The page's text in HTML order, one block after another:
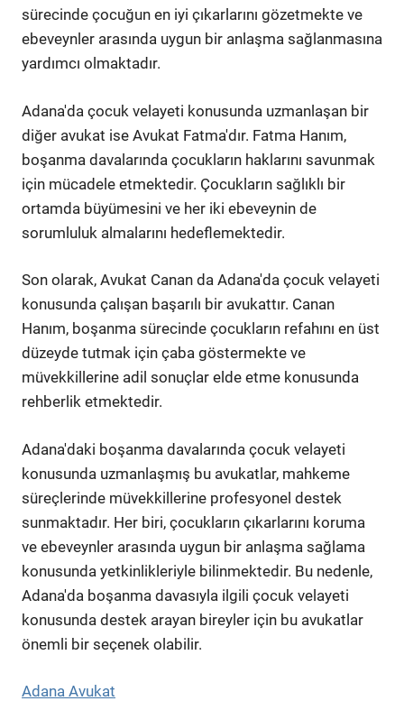
sürecinde çocuğun en iyi çıkarlarını gözetmekte ve
ebeveynler arasında uygun bir anlaşma sağlanmasına
yardımcı olmaktadır.
Adana'da çocuk velayeti konusunda uzmanlaşan bir
diğer avukat ise Avukat Fatma'dır. Fatma Hanım,
boşanma davalarında çocukların haklarını savunmak
için mücadele etmektedir. Çocukların sağlıklı bir
ortamda büyümesini ve her iki ebeveynin de
sorumluluk almalarını hedeflemektedir.
Son olarak, Avukat Canan da Adana'da çocuk velayeti
konusunda çalışan başarılı bir avukattır. Canan
Hanım, boşanma sürecinde çocukların refahını en üst
düzeyde tutmak için çaba göstermekte ve
müvekkillerine adil sonuçlar elde etme konusunda
rehberlik etmektedir.
Adana'daki boşanma davalarında çocuk velayeti
konusunda uzmanlaşmış bu avukatlar, mahkeme
süreçlerinde müvekkillerine profesyonel destek
sunmaktadır. Her biri, çocukların çıkarlarını koruma
ve ebeveynler arasında uygun bir anlaşma sağlama
konusunda yetkinlikleriyle bilinmektedir. Bu nedenle,
Adana'da boşanma davasıyla ilgili çocuk velayeti
konusunda destek arayan bireyler için bu avukatlar
önemli bir seçenek olabilir.
Adana Avukat